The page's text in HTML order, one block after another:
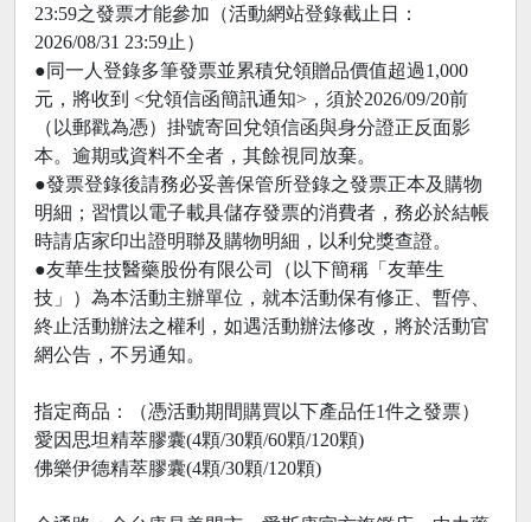
23:59之發票才能參加（活動網站登錄截止日：
2026/08/31 23:59止）
●同一人登錄多筆發票並累積兌領贈品價值超過1,000
元，將收到 <兌領信函簡訊通知>，須於2026/09/20前
（以郵戳為憑）掛號寄回兌領信函與身分證正反面影
本。逾期或資料不全者，其餘視同放棄。
●發票登錄後請務必妥善保管所登錄之發票正本及購物
明細；習慣以電子載具儲存發票的消費者，務必於結帳
時請店家印出證明聯及購物明細，以利兌獎查證。
●友華生技醫藥股份有限公司（以下簡稱「友華生
技」）為本活動主辦單位，就本活動保有修正、暫停、
終止活動辦法之權利，如遇活動辦法修改，將於活動官
網公告，不另通知。
指定商品：（憑活動期間購買以下產品任1件之發票）
愛因思坦精萃膠囊(4顆/30顆/60顆/120顆)
佛樂伊德精萃膠囊(4顆/30顆/120顆)